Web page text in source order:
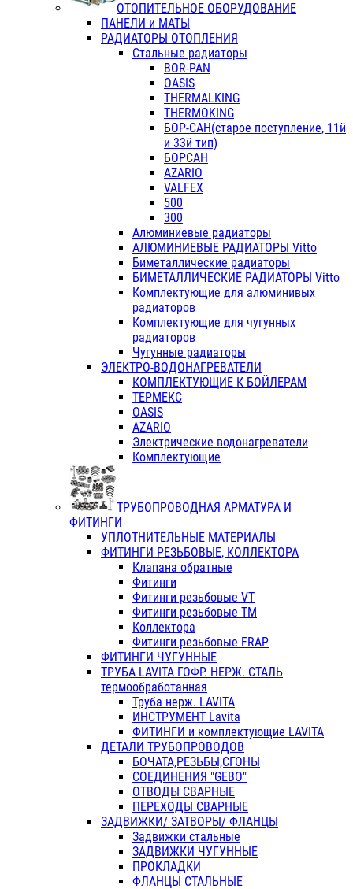
ОТОПИТЕЛЬНОЕ ОБОРУДОВАНИЕ
ПАНЕЛИ и МАТЫ
РАДИАТОРЫ ОТОПЛЕНИЯ
Стальные радиаторы
BOR-PAN
OASIS
THERMALKING
THERMOKING
БОР-САН(старое поступление, 11й
и 33й тип)
БОРСАН
AZARIO
VALFEX
500
300
Алюминиевые радиаторы
АЛЮМИНИЕВЫЕ РАДИАТОРЫ Vitto
Биметаллические радиаторы
БИМЕТАЛЛИЧЕСКИЕ РАДИАТОРЫ Vitto
Комплектующие для алюминивых
радиаторов
Комплектующие для чугунных
радиаторов
Чугунные радиаторы
ЭЛЕКТРО-ВОДОНАГРЕВАТЕЛИ
КОМПЛЕКТУЮЩИЕ К БОЙЛЕРАМ
ТЕРМЕКС
OASIS
AZARIO
Электрические водонагреватели
Комплектующие
ТРУБОПРОВОДНАЯ АРМАТУРА И
ФИТИНГИ
УПЛОТНИТЕЛЬНЫЕ МАТЕРИАЛЫ
ФИТИНГИ РЕЗЬБОВЫЕ, КОЛЛЕКТОРА
Клапана обратные
Фитинги
Фитинги резьбовые VT
Фитинги резьбовые ТМ
Коллектора
Фитинги резьбовые FRAP
ФИТИНГИ ЧУГУННЫЕ
ТРУБА LAVITA ГОФР. НЕРЖ. СТАЛЬ
термообработанная
Труба нерж. LAVITA
ИНСТРУМЕНТ Lavita
ФИТИНГИ и комплектующие LAVITA
ДЕТАЛИ ТРУБОПРОВОДОВ
БОЧАТА,РЕЗЬБЫ,СГОНЫ
СОЕДИНЕНИЯ "GEBO"
ОТВОДЫ СВАРНЫЕ
ПЕРЕХОДЫ СВАРНЫЕ
ЗАДВИЖКИ/ ЗАТВОРЫ/ ФЛАНЦЫ
Задвижки стальные
ЗАДВИЖКИ ЧУГУННЫЕ
ПРОКЛАДКИ
ФЛАНЦЫ СТАЛЬНЫЕ